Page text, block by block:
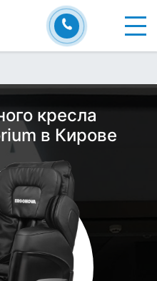
кресла
в Кирове